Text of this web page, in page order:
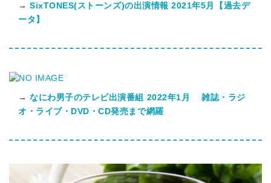
→ SixTONES(ストーンズ)の出演情報 2021年5月【過去デ
ータ】
→ なにわ男子のテレビ出演番組 2022年1月 雑誌・ラジ
オ・ライブ・DVD・CD発売まで網羅